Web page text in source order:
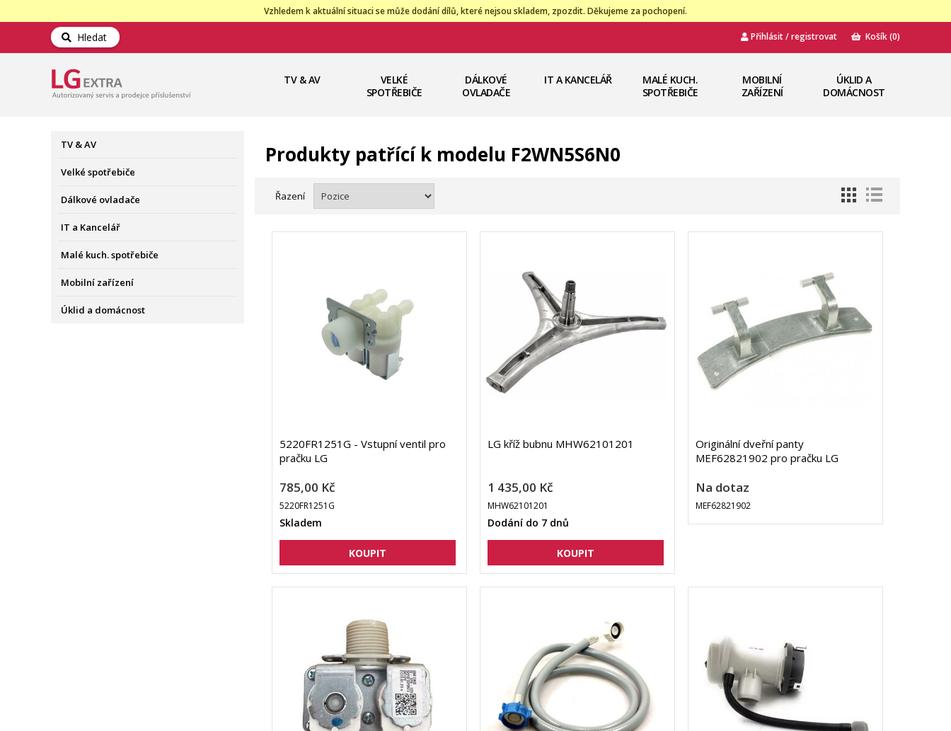
Vzhledem k aktuální situaci se může dodání dílů, které nejsou skladem, zpozdit. Děkujeme za pochopení.
Hledat Přihlásit / registrovat Košík(0)
TV & AV
VELKÉ
SPOTŘEBIČE
DÁLKOVÉ
OVLADAČE
IT A KANCELÁŘ
MALÉ KUCH.
SPOTŘEBIČE
MOBILNÍ
ZAŘÍZENÍ
ÚKLID A
DOMÁCNOST
TV & AV
Velké spotřebiče
Dálkové ovladače
IT a Kancelář
Malé kuch. spotřebiče
Mobilní zařízení
Úklid a domácnost
Produkty patřící k modelu F2WN5S6N0
Řazení
5220FR1251G - Vstupní ventil pro
pračku LG
785,00 Kč
5220FR1251G
Skladem
LG kříž bubnu MHW62101201
1 435,00 Kč
MHW62101201
Dodání do 7 dnů
Originální dveřní panty
MEF62821902 pro pračku LG
Na dotaz
MEF62821902